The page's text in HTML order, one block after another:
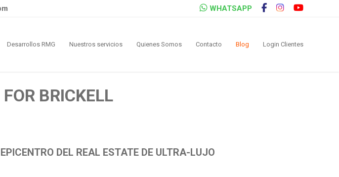
WHATSAPP
Desarrollos RMG Nuestros servicios Quienes Somos Contacto Blog Login Clientes
BRICKELL
DEL REAL ESTATE DE ULTRA-LUJO